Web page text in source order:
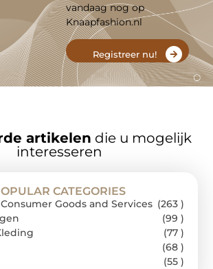
vandaag nog op
Knaapfashion.nl
Registreer nu!
artikelen die u mogelijk
interesseren
CATEGORIES
Goods and Services (263 )
(99 )
(77 )
(68 )
(55 )